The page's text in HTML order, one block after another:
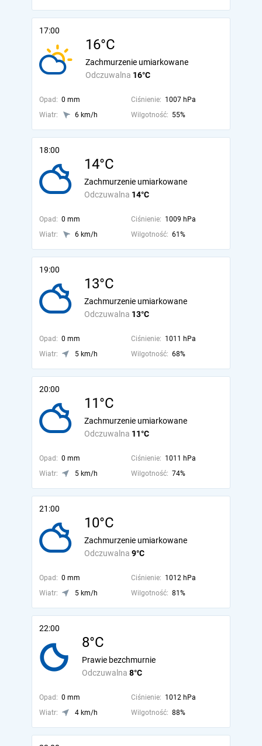
17:00
16°C
Odczuwalna 16°C
Zachmurzenie umiarkowane
Opad: 0 mm Ciśnienie: 1007 hPa
Wiatr:
6 km/h Wilgotność: 55%
18:00
14°C
Odczuwalna 14°C
Zachmurzenie umiarkowane
Opad: 0 mm Ciśnienie: 1009 hPa
Wiatr:
6 km/h Wilgotność: 61%
19:00
13°C
Odczuwalna 13°C
Zachmurzenie umiarkowane
Opad: 0 mm Ciśnienie: 1011 hPa
Wiatr:
5 km/h Wilgotność: 68%
20:00
11°C
Odczuwalna 11°C
Zachmurzenie umiarkowane
Opad: 0 mm Ciśnienie: 1011 hPa
Wiatr:
5 km/h Wilgotność: 74%
21:00
10°C
Odczuwalna 9°C
Zachmurzenie umiarkowane
Opad: 0 mm Ciśnienie: 1012 hPa
Wiatr:
5 km/h Wilgotność: 81%
22:00
8°C
Odczuwalna 8°C
Prawie bezchmurnie
Opad: 0 mm Ciśnienie: 1012 hPa
Wiatr:
4 km/h Wilgotność: 88%